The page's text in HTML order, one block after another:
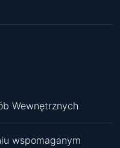
Wewnętrznych
wspomaganym